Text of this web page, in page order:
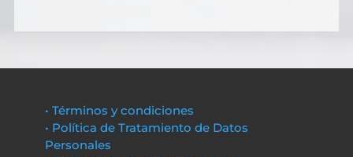
• Términos y condiciones
• Política de Tratamiento de Datos
Personales